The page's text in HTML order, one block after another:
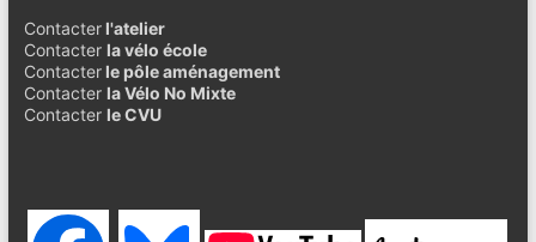
Contacterl'atelier
Contacter la vélo école
Contacterle pôle aménagement
Contacter la Vélo No Mixte
Contacter le CVU